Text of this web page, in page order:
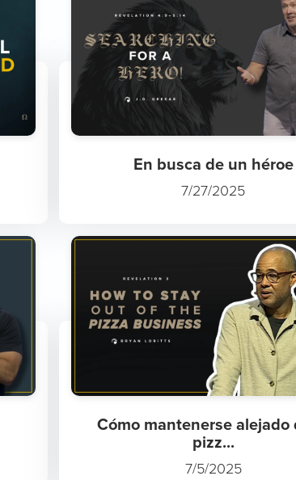
En busca de un héroe
7/27/2025
Cómo mantenerse alejado
pizz...
7/5/2025